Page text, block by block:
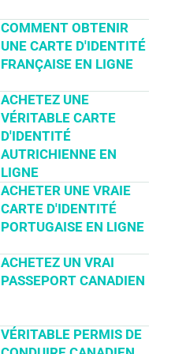
COMMENT OBTENIR
UNE CARTE D'IDENTITÉ
FRANÇAISE EN LIGNE
ACHETEZ UNE
VÉRITABLE CARTE
D'IDENTITÉ
AUTRICHIENNE EN
LIGNE
ACHETER UNE VRAIE
CARTE D'IDENTITÉ
PORTUGAISE EN LIGNE
ACHETEZ UN VRAI
PASSEPORT CANADIEN
VÉRITABLE PERMIS DE